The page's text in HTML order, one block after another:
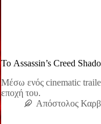
Το Assassin’s Creed
Μέσω ενός cinematic
εποχή του.
Απόστολος